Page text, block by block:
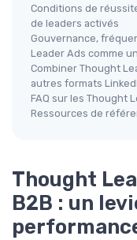
Conditions de
de leaders activés
Gouvernance,
Leader Ads comme
Combiner Thought
autres formats
FAQ sur les Thought
Ressources de
Thought
B2B : un